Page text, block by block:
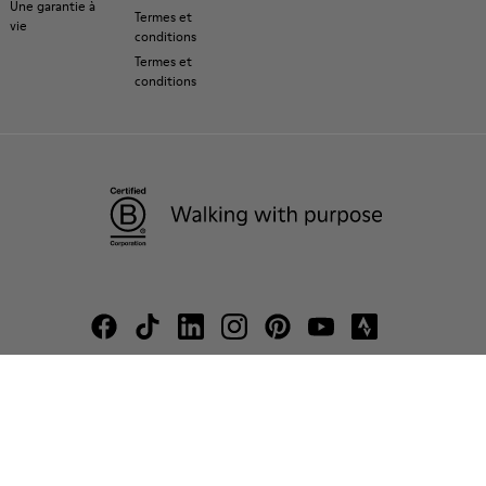
Une garantie à
vie
Termes et
conditions
Termes et
conditions